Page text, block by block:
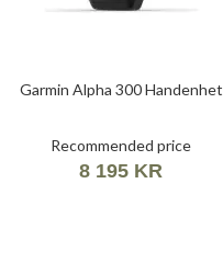
Garmin Alpha 300 Handenhet
Recommended price
8 195 KR